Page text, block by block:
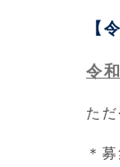
【
令
ただ
＊